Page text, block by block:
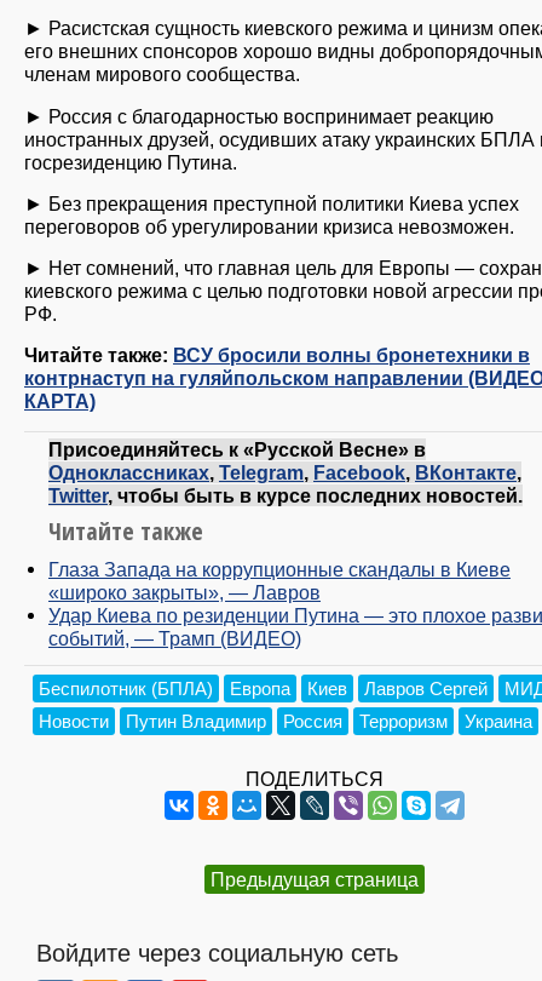
► Расистская сущность киевского режима и цинизм
его внешних спонсоров хорошо видны
членам мирового сообщества.
► Россия с благодарностью воспринимает реакцию
иностранных друзей, осудивших атаку украинских БПЛА
госрезиденцию Путина.
► Без прекращения преступной политики Киева успех
переговоров об урегулировании кризиса невозможен.
► Нет сомнений, что главная цель для Европы —
киевского режима с целью подготовки новой агрессии
РФ.
Читайте также: ВСУ бросили волны бронетехники в
контрнаступ на гуляйпольском направлении
КАРТА)
Присоединяйтесь к «Русской Весне» в
Одноклассниках, Telegram, Facebook, ВКонтакте,
Twitter, чтобы быть в курсе последних новостей.
Читайте также
Глаза Запада на коррупционные скандалы в Киеве
«широко закрыты», — Лавров
Удар Киева по резиденции Путина — это плохое
событий, — Трамп (ВИДЕО)
Беспилотник (БПЛА) Европа Киев Лавров Сергей
Новости
Путин Владимир Россия Терроризм Украина
ПОДЕЛИТЬСЯ
Предыдущая страница
Войдите через социальную сеть